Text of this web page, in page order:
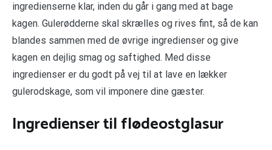
ingredienserne klar, inden du går i gang med at bage
kagen. Gulerødderne skal skrælles og rives fint, så de kan
blandes sammen med de øvrige ingredienser og give
kagen en dejlig smag og saftighed. Med disse
ingredienser er du godt på vej til at lave en lækker
gulerodskage, som vil imponere dine gæster.
Ingredienser til flødeostglasur